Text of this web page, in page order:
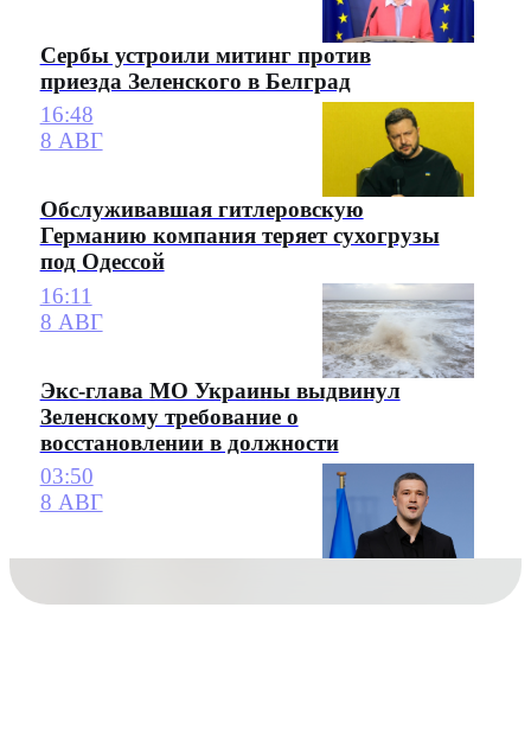
Сербы устроили митинг против
приезда Зеленского в Белград
16:48
8 АВГ
Обслуживавшая гитлеровскую
Германию компания теряет сухогрузы
под Одессой
16:11
8 АВГ
Экс-глава МО Украины выдвинул
Зеленскому требование о
восстановлении в должности
03:50
8 АВГ